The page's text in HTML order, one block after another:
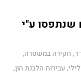
שנתפסו ע"י
, חקירה במשטרה,
, עבירות הלבנת הון,